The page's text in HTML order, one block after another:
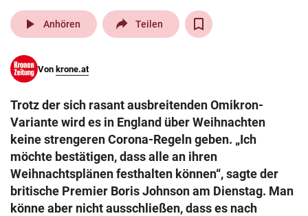
pin_drop
Wien arrow_right
search
eingeben
© Krone Multimedia GmbH & Co KG 2026
Muthgasse 2, 1190 Wien
play_arrow Anhören Teilen
Von krone.at
Trotz der sich rasant ausbreitenden Omikron-
Variante wird es in England über Weihnachten
keine strengeren Corona-Regeln geben. „Ich
möchte bestätigen, dass alle an ihren
Weihnachtsplänen festhalten können“, sagte der
britische Premier Boris Johnson am Dienstag. Man
könne aber nicht ausschließen, dass es nach